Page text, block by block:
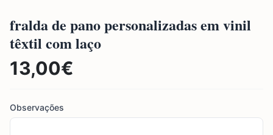
fralda de pano personalizadas em vinil
têxtil com laço
13,00€
Observações